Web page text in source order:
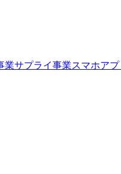
業サプライ事業スマホア